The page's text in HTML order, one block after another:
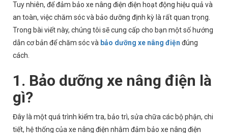
Tuy nhiên, để đảm bảo xe nâng điện điện hoạt động hiệu quả và
an toàn, việc chăm sóc và bảo dưỡng định kỳ là rất quan trọng.
Trong bài viết này, chúng tôi sẽ cung cấp cho bạn một số hướng
dẫn cơ bản để chăm sóc và bảo dưỡng xe nâng điện đúng
cách.
1. Bảo dưỡng xe nâng điện là
gì?
Đây là một quá trình kiểm tra, bảo trì, sửa chữa các bộ phận, chi
tiết, hệ thống của xe nâng điện nhằm đảm bảo xe nâng điện